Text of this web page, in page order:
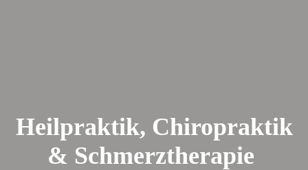
Heilpraktik, Chiropraktik
& Schmerz­therapie